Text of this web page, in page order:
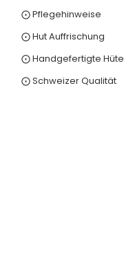
⨀ Pflegehinweise
⨀ Hut Auffrischung
⨀ Handgefertigte Hüte
⨀ Schweizer Qualität